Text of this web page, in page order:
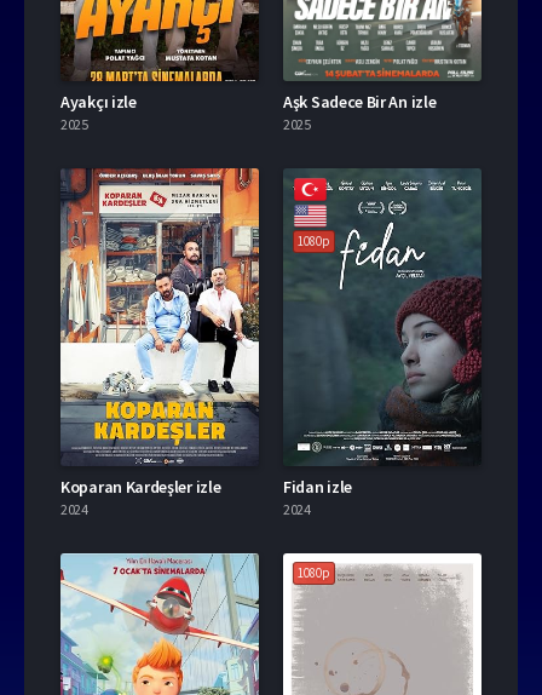
Ayakçı izle
2025
Aşk Sadece Bir An izle
2025
Koparan Kardeşler izle
2024
1080p
Fidan izle
2024
1080p